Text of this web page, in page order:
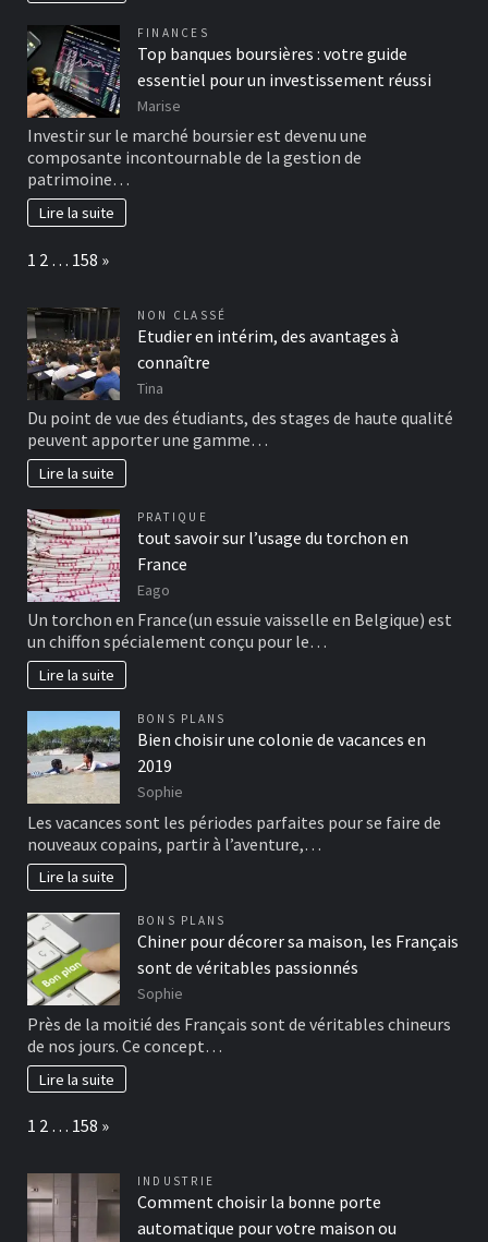
FINANCES
Top banques boursières : votre guide
essentiel pour un investissement réussi
Marise
Investir sur le marché boursier est devenu une
composante incontournable de la gestion de
patrimoine…
Lire la suite
Page:
1 2 … 158 Next
»
NON CLASSÉ
Etudier en intérim, des avantages à
connaître
Tina
Du point de vue des étudiants, des stages de haute qualité
peuvent apporter une gamme…
Lire la suite
PRATIQUE
tout savoir sur l’usage du torchon en
France
Eago
Un torchon en France(un essuie vaisselle en Belgique) est
un chiffon spécialement conçu pour le…
Lire la suite
BONS PLANS
Bien choisir une colonie de vacances en
2019
Sophie
Les vacances sont les périodes parfaites pour se faire de
nouveaux copains, partir à l’aventure,…
Lire la suite
BONS PLANS
Chiner pour décorer sa maison, les Français
sont de véritables passionnés
Sophie
Près de la moitié des Français sont de véritables chineurs
de nos jours. Ce concept…
Lire la suite
Page:
1 2 … 158 Next
»
INDUSTRIE
Comment choisir la bonne porte
automatique pour votre maison ou